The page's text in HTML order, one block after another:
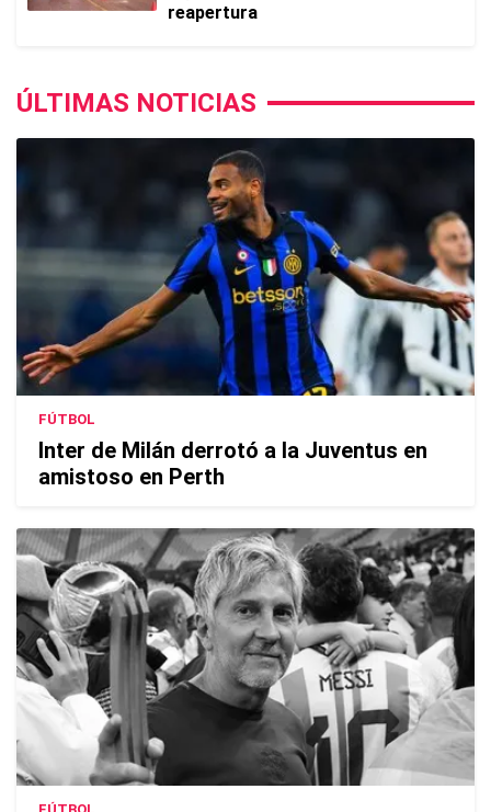
reapertura
ÚLTIMAS NOTICIAS
FÚTBOL
Inter de Milán derrotó a la Juventus en
amistoso en Perth